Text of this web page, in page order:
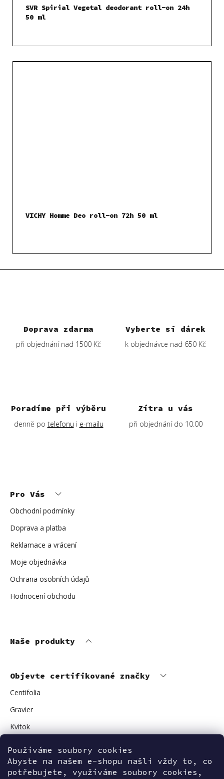
Používáme soubory cookies
Abyste na našem e-shopu našli vždy to, co
potřebujete, využíváme soubory cookies,
Doprava zdarma
při objednání nad 1500 Kč
Vyberte si dárek
k objednávce nad 650 Kč
Poradíme při výběru
denně po telefonu i e-mailu
Zítra u vás
při objednání do 10:00
SVR Spirial Vegetal deodorant roll-on 24h
50 ml
VICHY Homme Deo roll-on 72h 50 ml
Pro Vás
Obchodní podmínky
Doprava a platba
Reklamace a vrácení
Moje objednávka
Ochrana osobních údajů
Hodnocení obchodu
Naše produkty
Objevte certifikované značky
Centifolia
Gravier
Kvitok
Avant Skincare